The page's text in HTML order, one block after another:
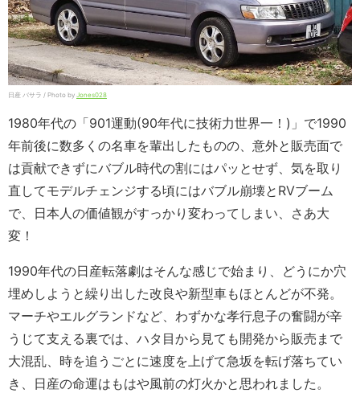
日産 バサラ / Photo by Jones028
1980年代の「901運動(90年代に技術力世界一！)」で1990
年前後に数多くの名車を輩出したものの、意外と販売面で
は貢献できずにバブル時代の割にはパッとせず、気を取り
直してモデルチェンジする頃にはバブル崩壊とRVブーム
で、日本人の価値観がすっかり変わってしまい、さあ大
変！
1990年代の日産転落劇はそんな感じで始まり、どうにか穴
埋めしようと繰り出した改良や新型車もほとんどが不発。
マーチやエルグランドなど、わずかな孝行息子の奮闘が辛
うじて支える裏では、ハタ目から見ても開発から販売まで
大混乱、時を追うごとに速度を上げて急坂を転げ落ちてい
き、日産の命運はもはや風前の灯火かと思われました。